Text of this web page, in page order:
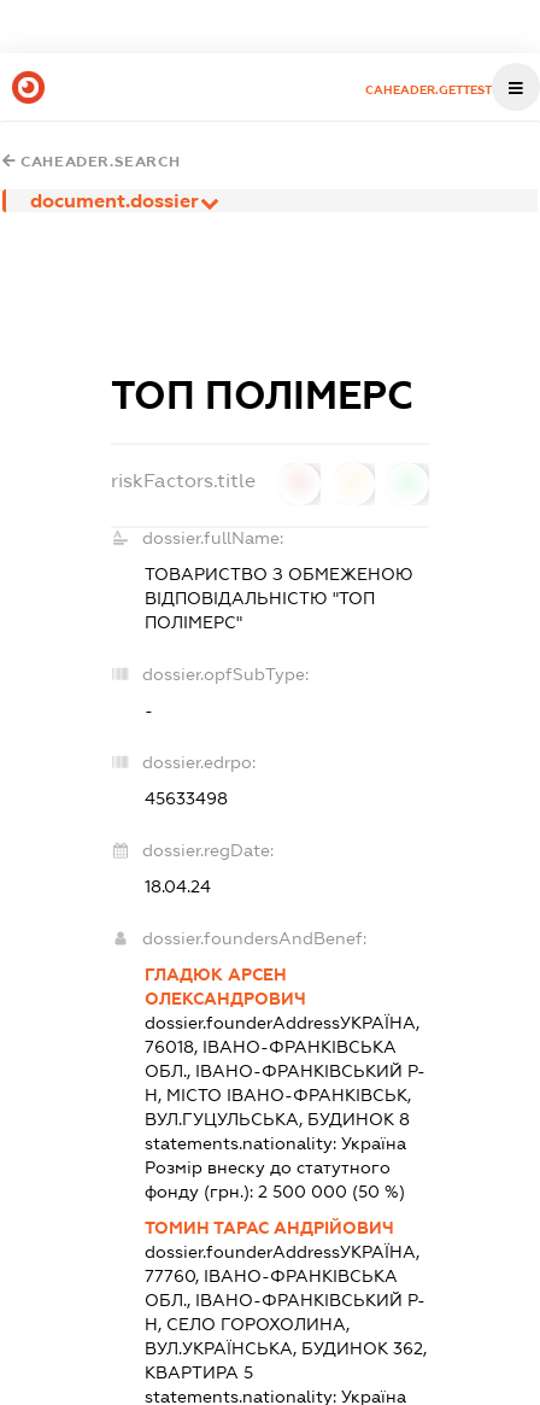
CAHEADER.GETTEST
CAHEADER.SEARCH
document.dossier
ТОП ПОЛІМЕРС
riskFactors.title
dossier.fullName:
ТОВАРИСТВО З ОБМЕЖЕНОЮ
ВІДПОВІДАЛЬНІСТЮ "ТОП
ПОЛІМЕРС"
dossier.opfSubType:
-
dossier.edrpo:
45633498
dossier.regDate:
18.04.24
dossier.foundersAndBenef:
ГЛАДЮК АРСЕН
ОЛЕКСАНДРОВИЧ
dossier.founderAddressУКРАЇНА,
76018, ІВАНО-ФРАНКІВСЬКА
ОБЛ., ІВАНО-ФРАНКІВСЬКИЙ Р-
Н, МІСТО ІВАНО-ФРАНКІВСЬК,
ВУЛ.ГУЦУЛЬСЬКА, БУДИНОК 8
statements.nationality:Україна
Розмір внеску до статутного
фонду (грн.):2 500 000 (50 %)
ТОМИН ТАРАС АНДРІЙОВИЧ
dossier.founderAddressУКРАЇНА,
77760, ІВАНО-ФРАНКІВСЬКА
ОБЛ., ІВАНО-ФРАНКІВСЬКИЙ Р-
Н, СЕЛО ГОРОХОЛИНА,
ВУЛ.УКРАЇНСЬКА, БУДИНОК 362,
КВАРТИРА 5
statements.nationality:Україна